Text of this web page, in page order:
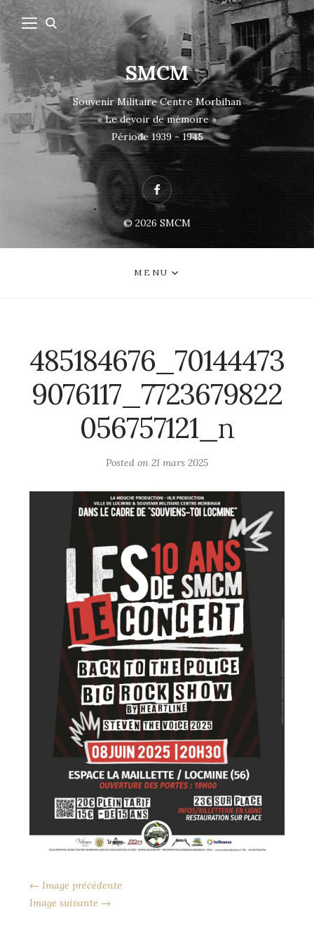
SMCM
Souvenir Militaire Centre Morbihan
« Le devoir de mémoire »
Période 1939 - 1945
Facebook
© 2026 SMCM
MENU
485184676_70144473
9076117_7723679822
056757121_n
Posted on 21 mars 2025
← Image précédente
Image suivante →